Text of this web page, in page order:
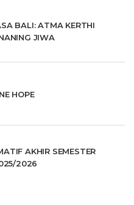
BALI: ATMA KERTHI
JIWA
HOPE
AKHIR SEMESTER
2026